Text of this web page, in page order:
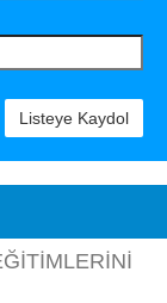
Listeye Kaydol